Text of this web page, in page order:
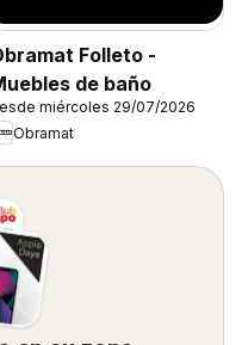
Folleto -
de baño
miércoles 29/07/2026
Obramat